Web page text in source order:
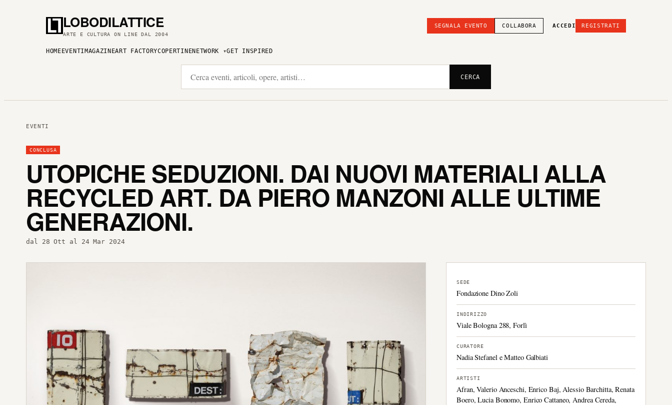
LOBODILATTICE
ARTE E CULTURA ON LINE DAL 2004
SEGNALA EVENTO COLLABORA ACCEDI REGISTRATI
HOME EVENTI MAGAZINEART FACTORYCOPERTINENETWORK GET INSPIRED
CERCA
EVENTI
CONCLUSA
UTOPICHE SEDUZIONI. DAI NUOVI MATERIALI ALLA
RECYCLED ART. DA PIERO MANZONI ALLE ULTIME
GENERAZIONI.
dal 28 Ott al 24 Mar 2024
SEDE
Fondazione Dino Zoli
INDIRIZZO
Viale Bologna 288, Forlì
CURATORE
Nadia Stefanel e Matteo Galbiati
ARTISTI
Afran, Valerio Anceschi, Enrico Baj, Alessio Barchitta, Renata
Boero, Lucia Bonomo, Enrico Cattaneo, Andrea Cereda,